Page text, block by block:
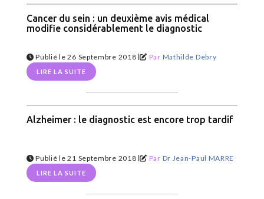
Cancer du sein : un deuxième avis médical
modifie considérablement le diagnostic
Publié le 26 Septembre 2018 | Par Mathilde Debry
LIRE LA SUITE
Alzheimer : le diagnostic est encore trop tardif
Publié le 21 Septembre 2018 | Par Dr Jean-Paul MARRE
LIRE LA SUITE